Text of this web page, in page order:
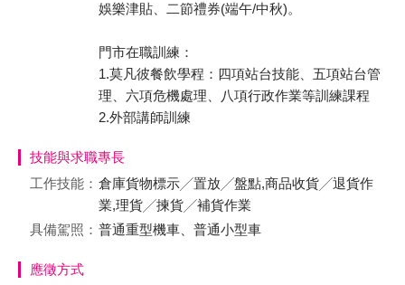
娛樂津貼、二節禮券(端午/中秋)。
門市在職訓練：
1.莫凡彼餐飲學程：四項站台技能、五項站台管
理、六項危機處理、八項行政作業等訓練課程
2.外部講師訓練
技能與求職專長
工作技能： 倉庫貨物標示╱置放╱盤點,商品收貨╱退貨作
業,理貨╱揀貨╱補貨作業
具備駕照： 普通重型機車、普通小型車
應徵方式